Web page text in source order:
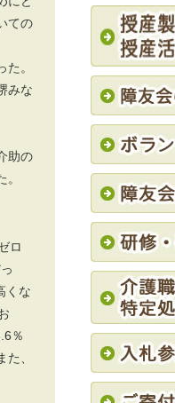
ての
。
みな
助の
ロ
くな
％
、